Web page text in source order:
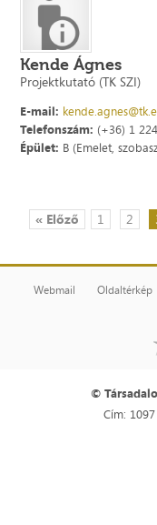
Kende Ágnes
Projektkutató (TK SZI)
E-mail:
Telefonszám: (+36) 1
Épület: B (Emelet,
« Előző 1 2
Webmail Oldaltérkép
©
Cím: